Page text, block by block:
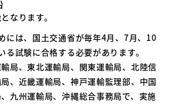
なります。
には、国土交通省が毎年4月、7月、10
る試験に合格する必要があります。
輸局、東北運輸局、関東運輸局、北陸信
、近畿運輸局、神戸運輸監理部、中国
九州運輸局、沖縄総合事務局で、実施